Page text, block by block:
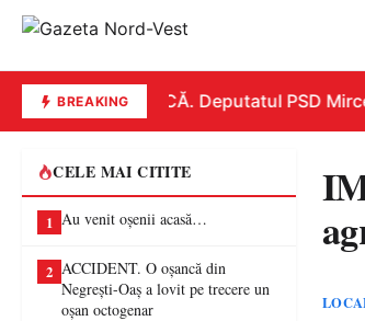
BREAKINGREPLICĂ. Deputatul PSD
CELE MAI CITITE
1 Au venit oșenii acasă…
2 ACCIDENT. O oșancă din
Negrești-Oaș a lovit pe trecere un
oșan octogenar